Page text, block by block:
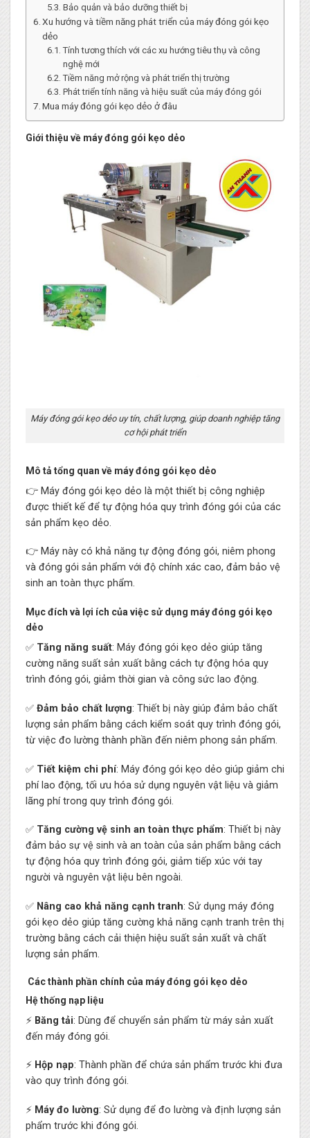
Bảo quản và bảo dưỡng thiết bị
Xu hướng và tiềm năng phát triển của máy đóng gói kẹo
dẻo
Tính tương thích với các xu hướng tiêu thụ và công
nghệ mới
Tiềm năng mở rộng và phát triển thị trường
Phát triển tính năng và hiệu suất của máy đóng gói
Mua máy đóng gói kẹo dẻo ở đâu
Giới thiệu về máy đóng gói kẹo dẻo
Máy đóng gói kẹo dẻo uy tín, chất lượng, giúp doanh nghiệp tăng
cơ hội phát triển
Mô tả tổng quan về máy đóng gói kẹo dẻo
👉 Máy đóng gói kẹo dẻo là một thiết bị công nghiệp
được thiết kế để tự động hóa quy trình đóng gói của các
sản phẩm kẹo dẻo.
👉 Máy này có khả năng tự động đóng gói, niêm phong
và đóng gói sản phẩm với độ chính xác cao, đảm bảo vệ
sinh an toàn thực phẩm.
Mục đích và lợi ích của việc sử dụng máy đóng gói kẹo
dẻo
✅ Tăng năng suất: Máy đóng gói kẹo dẻo giúp tăng
cường năng suất sản xuất bằng cách tự động hóa quy
trình đóng gói, giảm thời gian và công sức lao động.
✅ Đảm bảo chất lượng: Thiết bị này giúp đảm bảo chất
lượng sản phẩm bằng cách kiểm soát quy trình đóng gói,
từ việc đo lường thành phần đến niêm phong sản phẩm.
✅ Tiết kiệm chi phí: Máy đóng gói kẹo dẻo giúp giảm chi
phí lao động, tối ưu hóa sử dụng nguyên vật liệu và giảm
lãng phí trong quy trình đóng gói.
✅ Tăng cường vệ sinh an toàn thực phẩm: Thiết bị này
đảm bảo sự vệ sinh và an toàn của sản phẩm bằng cách
tự động hóa quy trình đóng gói, giảm tiếp xúc với tay
người và nguyên vật liệu bên ngoài.
✅ Nâng cao khả năng cạnh tranh: Sử dụng máy đóng
gói kẹo dẻo giúp tăng cường khả năng cạnh tranh trên thị
trường bằng cách cải thiện hiệu suất sản xuất và chất
lượng sản phẩm.
Các thành phần chính của máy đóng gói kẹo dẻo
Hệ thống nạp liệu
⚡ Băng tải: Dùng để chuyển sản phẩm từ máy sản xuất
đến máy đóng gói.
⚡ Hộp nạp: Thành phần để chứa sản phẩm trước khi đưa
vào quy trình đóng gói.
⚡ Máy đo lường: Sử dụng để đo lường và định lượng sản
phẩm trước khi đóng gói.